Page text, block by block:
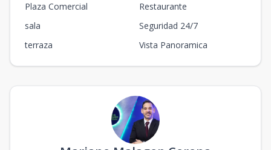
Plaza Comercial
Restaurante
sala
Seguridad 24/7
terraza
Vista Panoramica